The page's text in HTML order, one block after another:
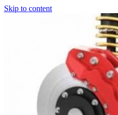
Skip to content